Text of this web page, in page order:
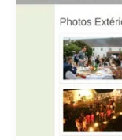
Ferme
Grand
Spinois